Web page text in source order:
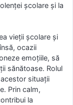
școlare și la
vieții școlare și
ocazii
emoțiile, să
sănătoase. Rolul
situații
Prin calm,
la